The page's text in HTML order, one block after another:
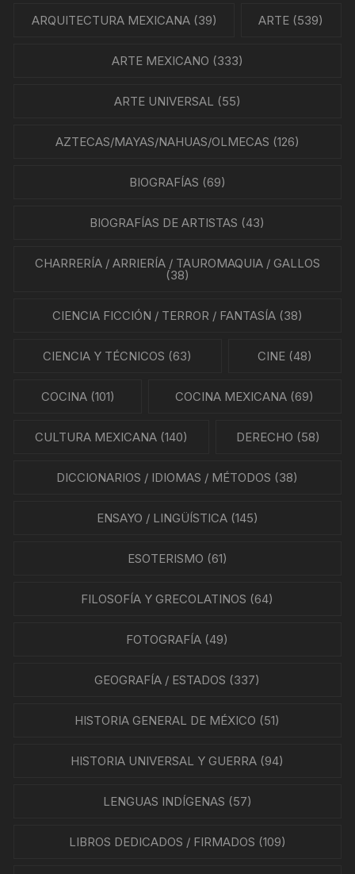
ARQUITECTURA MEXICANA(39) ARTE (539)
ARTE MEXICANO (333)
ARTE UNIVERSAL (55)
AZTECAS/MAYAS/NAHUAS/OLMECAS (126)
BIOGRAFÍAS (69)
BIOGRAFÍAS DE ARTISTAS (43)
CHARRERÍA / ARRIERÍA / TAUROMAQUIA / GALLOS
(38)
CIENCIA FICCIÓN / TERROR / FANTASÍA(38)
CIENCIA Y TÉCNICOS (63) CINE(48)
COCINA(101) COCINA MEXICANA (69)
CULTURA MEXICANA(140) DERECHO (58)
DICCIONARIOS / IDIOMAS / MÉTODOS (38)
ENSAYO / LINGÜÍSTICA(145)
ESOTERISMO (61)
FILOSOFÍA Y GRECOLATINOS (64)
FOTOGRAFÍA (49)
GEOGRAFÍA / ESTADOS (337)
HISTORIA GENERAL DE MÉXICO (51)
HISTORIA UNIVERSAL Y GUERRA (94)
LENGUAS INDÍGENAS (57)
LIBROS DEDICADOS / FIRMADOS (109)